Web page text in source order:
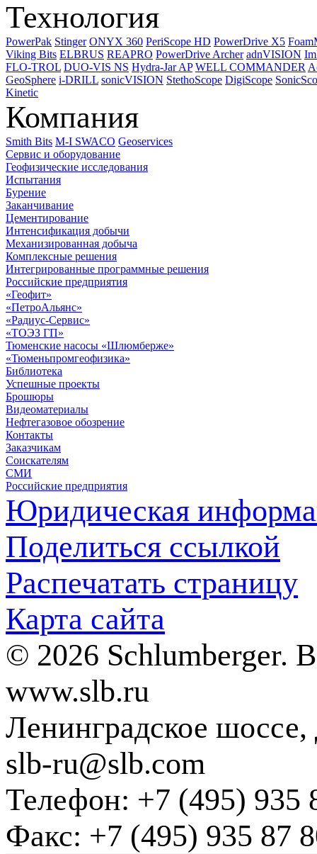
Технология
PowerPak Stinger ONYX 360 PeriScope HD PowerDrive X5
Viking Bits ELBRUS REAPRO PowerDrive Archer adnVISION
FLO-TROL DUO-VIS NS Hydra-Jar AP WELL COMMANDER
GeoSphere i-DRILL sonicVISION StethoScope DigiScope
Kinetic
Компания
Smith Bits M-I SWACO Geoservices
Сервис и оборудование
Геофизические исследования
Испытания
Бурение
Заканчивание
Цементирование
Интенсификация добычи
Механизированная добыча
Комплексные решения
Интегрированные программные решения
Российские предприятия
«Геофит»
«ПетроАльянс»
«Радиус-Сервис»
«ТОЭЗ ГП»
Тюменские насосы «Шлюмберже»
«Тюменьпромгеофизика»
Библиотека
Успешные проекты
Брошюры
Видеоматериалы
Нефтегазовое обозрение
Контакты
Заказчикам
Соискателям
СМИ
Российские предприятия
Юридическая
Поделиться ссылкой
Распечатать страницу
Карта сайта
© 2026 Schlumberger.
www.slb.ru
Ленинградское
slb-ru@slb.com
Телефон: +7 (495) 935
Факс: +7 (495) 935 87